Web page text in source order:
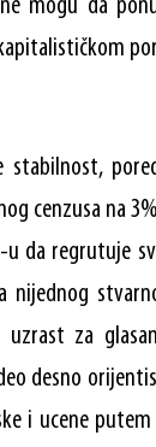
mogu da
stabilnost,
cenzusa na
u da regrutuje
za
desno
i ucene